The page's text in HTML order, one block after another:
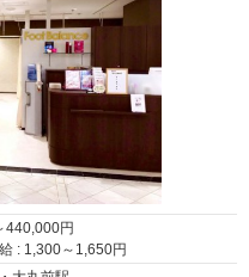
440,000円
: 1,300～ 1,650円